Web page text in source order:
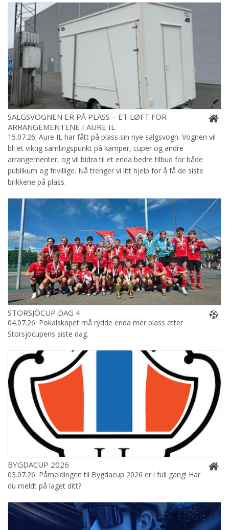
SALGSVOGNEN ER PÅ PLASS – ET LØFT FOR
ARRANGEMENTENE I AURE IL
15.07.26: Aure IL har fått på plass sin nye salgsvogn. Vognen vil
bli et viktig samlingspunkt på kamper, cuper og andre
arrangementer, og vil bidra til et enda bedre tilbud for både
publikum og frivillige. Nå trenger vi litt hjelp for å få de siste
brikkene på plass.
STORSJÖCUP DAG 4
04.07.26: Pokalskapet må rydde enda mer plass etter
Storsjöcupens siste dag.
BYGDACUP 2026
03.07.26: Påmeldingen til Bygdacup 2026 er i full gang! Har
du meldt på laget ditt?